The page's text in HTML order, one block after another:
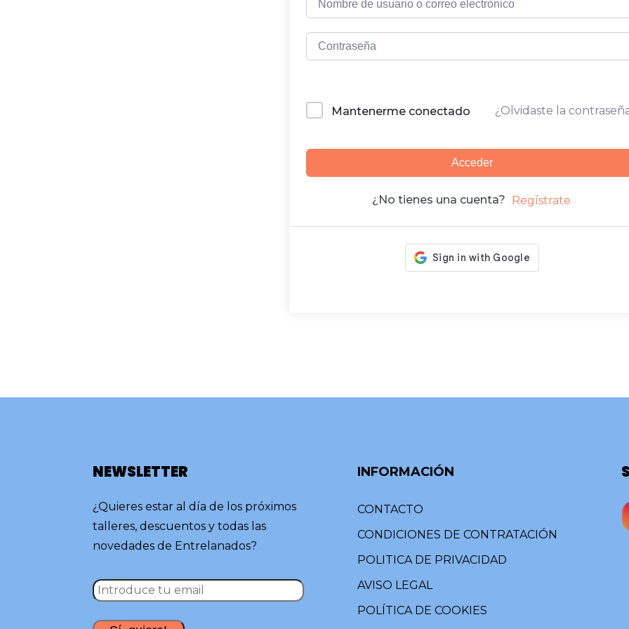
Mantenerme conectado ¿Olvidaste la
Acceder
¿No tienes una cuenta? Regístrate
NEWSLETTER
¿Quieres estar al día de los próximos
talleres, descuentos y todas las
novedades de Entrelanados?
INFORMACIÓN
CONTACTO
CONDICIONES DE CONTRATACIÓN
POLITICA DE PRIVACIDAD
AVISO LEGAL
POLÍTICA DE COOKIES